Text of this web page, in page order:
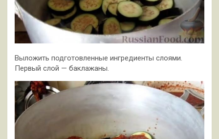
Выложить подготовленные ингредиенты слоями.
Первый слой — баклажаны.